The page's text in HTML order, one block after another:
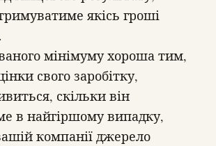
якісь гроші
мінімуму хороша тим,
свого заробітку,
скільки він
в найгіршому випадку,
компанії джерело